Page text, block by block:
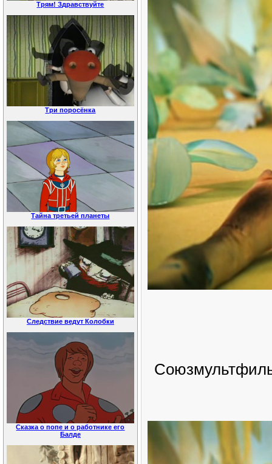
Трям! Здравствуйте
Три поросёнка
Тайна третьей планеты
Следствие ведут Колобки
Сказка о попе и о работнике его
Балде